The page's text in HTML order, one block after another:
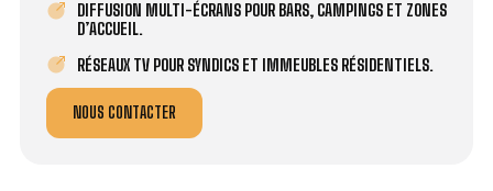
DIFFUSION MULTI-ÉCRANS POUR BARS, CAMPINGS ET ZONES
D’ACCUEIL.
RÉSEAUX TV POUR SYNDICS ET IMMEUBLES RÉSIDENTIELS.
NOUS CONTACTER